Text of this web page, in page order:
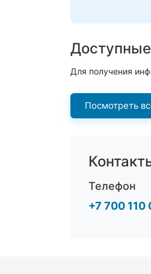
Для получения
Посмотреть
Телефон
+7 700 110